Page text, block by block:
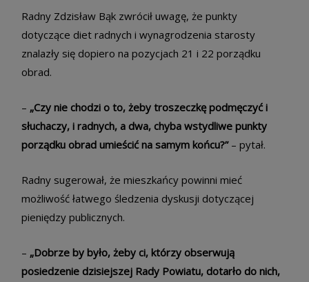
Radny Zdzisław Bąk zwrócił uwagę, że punkty
dotyczące diet radnych i wynagrodzenia starosty
znalazły się dopiero na pozycjach 21 i 22 porządku
obrad.
– „Czy nie chodzi o to, żeby troszeczkę podmęczyć i
słuchaczy, i radnych, a dwa, chyba wstydliwe punkty
porządku obrad umieścić na samym końcu?”– pytał.
Radny sugerował, że mieszkańcy powinni mieć
możliwość łatwego śledzenia dyskusji dotyczącej
pieniędzy publicznych.
– „Dobrze by było, żeby ci, którzy obserwują
posiedzenie dzisiejszej Rady Powiatu, dotarło do nich,